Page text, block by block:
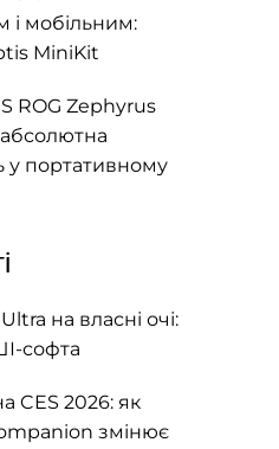
і мобільним:
MiniKit
ROG Zephyrus
абсолютна
у портативному
на власні очі:
софта
CES 2026: як
змінює